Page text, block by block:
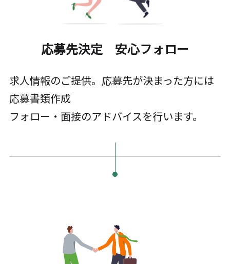
応募先決定 安心フォロー
求人情報のご提供。応募先が決まった方には
応募書類作成
フォロー・面接のアドバイスを行います。